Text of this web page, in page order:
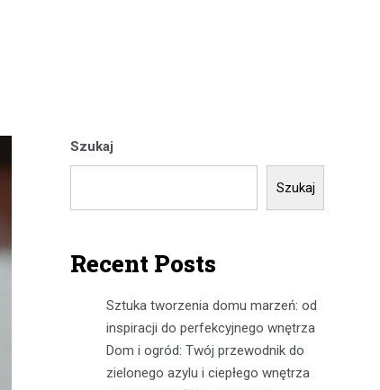
Szukaj
Szukaj
Recent Posts
Sztuka tworzenia domu marzeń: od
inspiracji do perfekcyjnego wnętrza
Dom i ogród: Twój przewodnik do
zielonego azylu i ciepłego wnętrza